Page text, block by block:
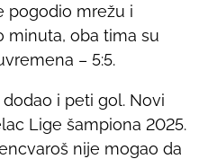
pogodio mrežu i
minuta, oba tima su
– 5:5.
i peti gol. Novi
Lige šampiona 2025.
nije mogao da